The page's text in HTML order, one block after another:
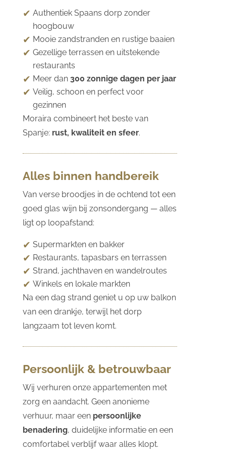
Authentiek Spaans dorp zonder
hoogbouw
Mooie zandstranden en rustige baaien
Gezellige terrassen en uitstekende
restaurants
Meer dan 300 zonnige dagen per jaar
Veilig, schoon en perfect voor
gezinnen
Moraira combineert het beste van
Spanje: rust, kwaliteit en sfeer.
Alles binnen handbereik
Van verse broodjes in de ochtend tot een
goed glas wijn bij zonsondergang — alles
ligt op loopafstand:
Supermarkten en bakker
Restaurants, tapasbars en terrassen
Strand, jachthaven en wandelroutes
Winkels en lokale markten
Na een dag strand geniet u op uw balkon
van een drankje, terwijl het dorp
langzaam tot leven komt.
Persoonlijk & betrouwbaar
Wij verhuren onze appartementen met
zorg en aandacht. Geen anonieme
verhuur, maar een persoonlijke
benadering, duidelijke informatie en een
comfortabel verblijf waar alles klopt.